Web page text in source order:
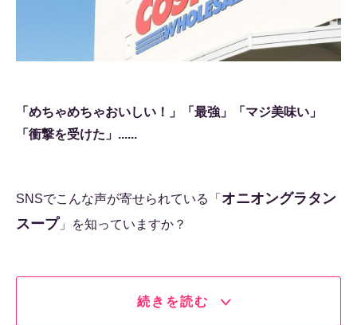
「めちゃめちゃおいしい！」「最強」「マジ美味い」
「衝撃を受けた」......
SNSでこんな声が寄せられている「 オニオングラタン
スープ 」を知っていますか？
続きを読む